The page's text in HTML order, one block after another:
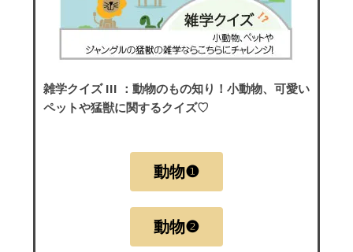
雑学クイズ III ：動物のもの知り！小動物、可愛い
ペットや猛獣に関するクイズ♡
動物❶
動物❷